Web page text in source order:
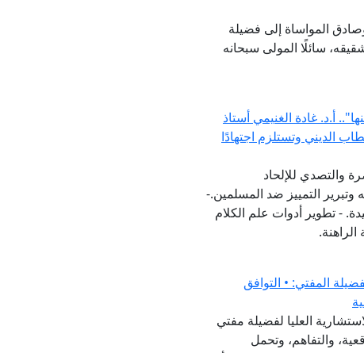
المواساة إلى فضيلة
سائلًا المولى سبحانه
أ.د. غادة الغنيمي أستاذ
الديني وتستلزم اجتهادًا
والتصدي للإلحاد
وتبرير التمييز ضد المسلمين.-
- تطوير أدوات علم الكلام
المفتي: • التوافق
العليا لفضيلة مفتي
والتفاهم، وتحمل